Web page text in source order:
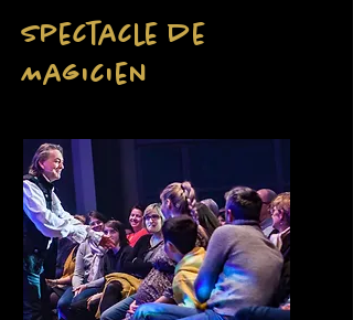
Spectacle de
Magicien